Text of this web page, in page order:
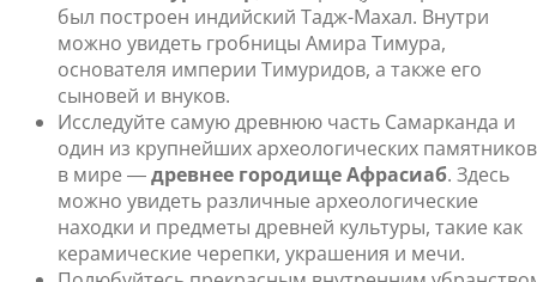
был построен индийский Тадж-Махал. Внутри
можно увидеть гробницы Амира Тимура,
основателя империи Тимуридов, а также его
сыновей и внуков.
Исследуйте самую древнюю часть Самарканда и
один из крупнейших археологических памятников
в мире ―древнее городище Афрасиаб. Здесь
можно увидеть различные археологические
находки и предметы древней культуры, такие как
керамические черепки, украшения и мечи.